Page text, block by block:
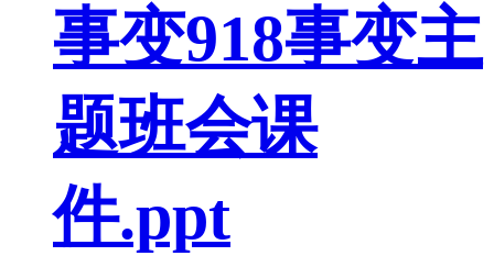
事变918事变主
题班会课
件.ppt